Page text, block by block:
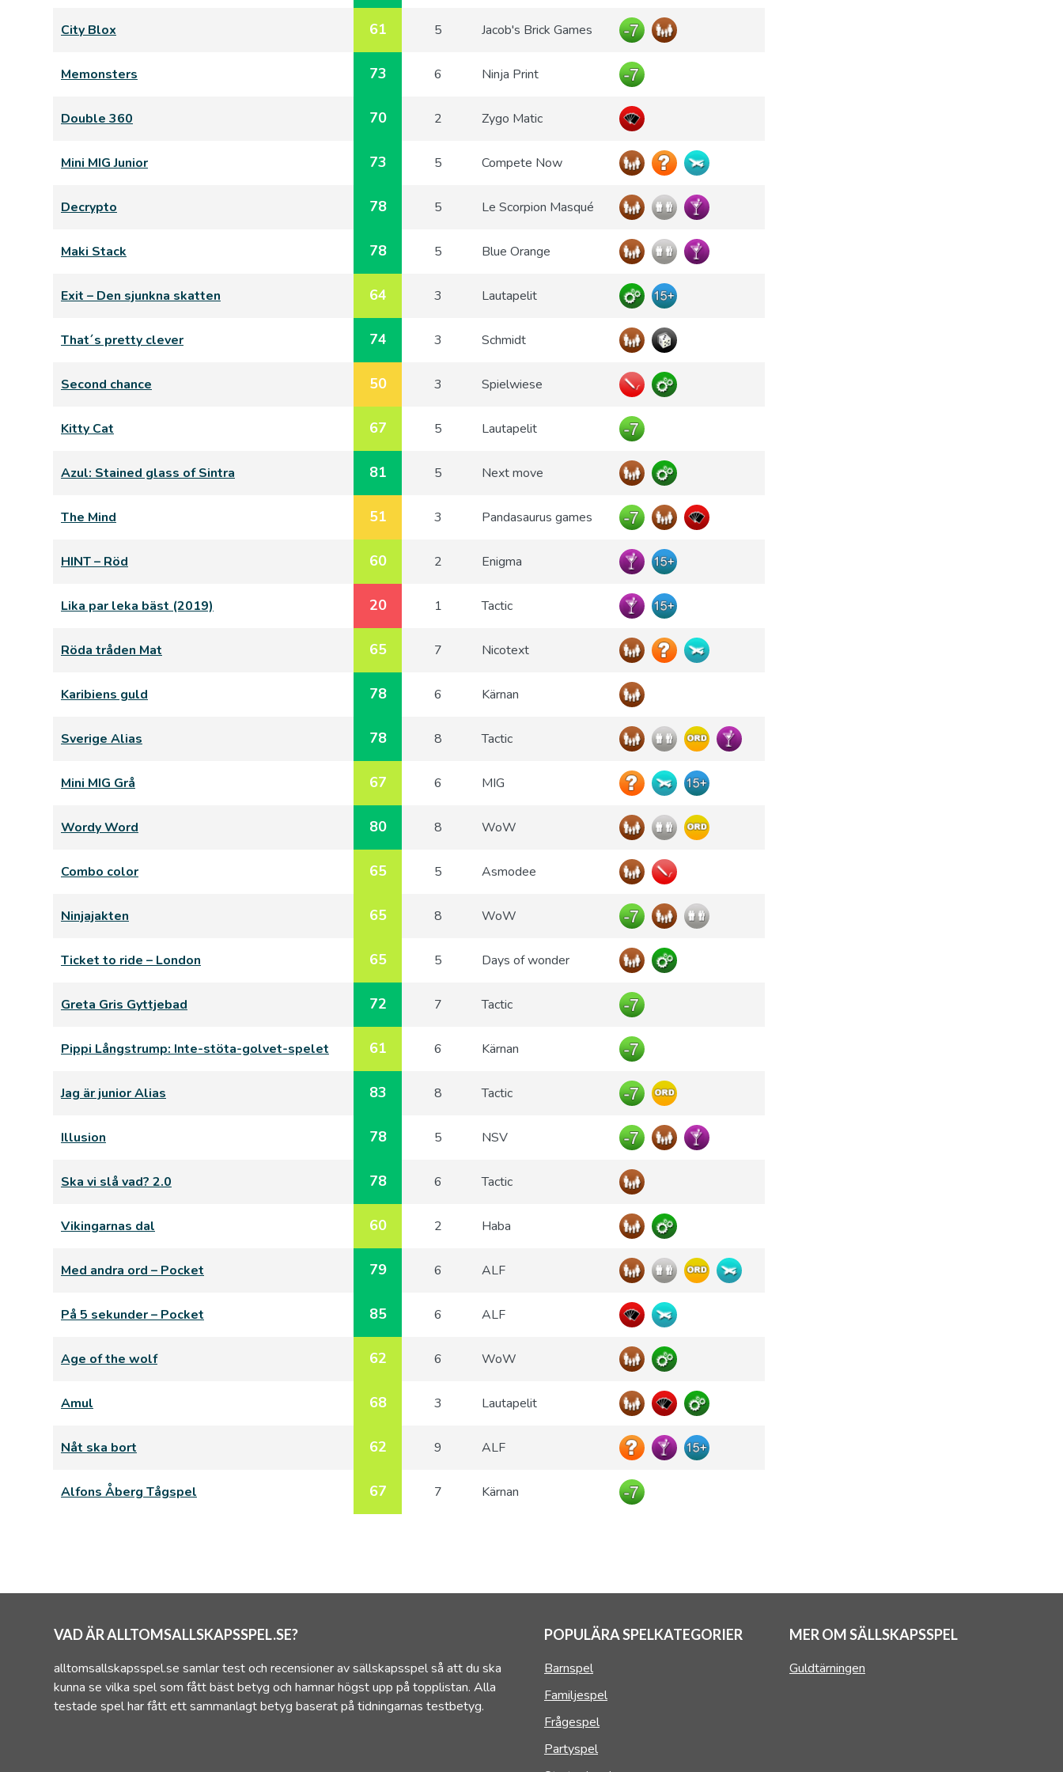
City Blox 61 5 Jacob's Brick Games
Memonsters 73 6 Ninja Print
Double 360 70 2 Zygo Matic
Mini MIG Junior 73 5 Compete Now
Decrypto 78 5 Le Scorpion Masqué
Maki Stack 78 5 Blue Orange
Exit – Den sjunkna skatten 64 3 Lautapelit
That´s pretty clever 74 3 Schmidt
Second chance 50 3 Spielwiese
Kitty Cat 67 5 Lautapelit
Azul: Stained glass of Sintra 81 5 Next move
The Mind 51 3 Pandasaurus games
HINT – Röd 60 2 Enigma
Lika par leka bäst (2019) 20 1 Tactic
Röda tråden Mat 65 7 Nicotext
Karibiens guld 78 6 Kärnan
Sverige Alias 78 8 Tactic
Mini MIG Grå 67 6 MIG
Wordy Word 80 8 WoW
Combo color 65 5 Asmodee
Ninjajakten 65 8 WoW
Ticket to ride – London 65 5 Days of wonder
Greta Gris Gyttjebad 72 7 Tactic
Pippi Långstrump: Inte-stöta-golvet-spelet 61 6 Kärnan
Jag är junior Alias 83 8 Tactic
Illusion 78 5 NSV
Ska vi slå vad? 2.0 78 6 Tactic
Vikingarnas dal 60 2 Haba
Med andra ord – Pocket 79 6 ALF
På 5 sekunder – Pocket 85 6 ALF
Age of the wolf 62 6 WoW
Amul 68 3 Lautapelit
Nåt ska bort 62 9 ALF
Alfons Åberg Tågspel 67 7 Kärnan
VAD ÄR ALLTOMSALLSKAPSSPEL.SE?
alltomsallskapsspel.se samlar test och recensioner av sällskapsspel så att du ska
kunna se vilka spel som fått bäst betyg och hamnar högst upp på topplistan. Alla
testade spel har fått ett sammanlagt betyg baserat på tidningarnas testbetyg.
POPULÄRA SPELKATEGORIER
Barnspel
Familjespel
Frågespel
Partyspel
MER OM SÄLLSKAPSSPEL
Guldtärningen